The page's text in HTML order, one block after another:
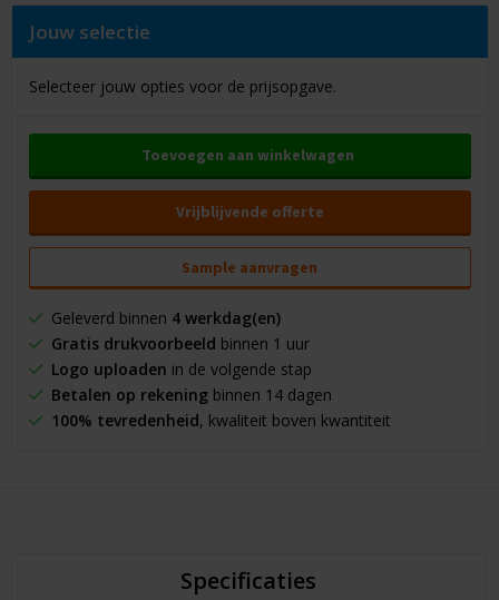
Jouw selectie
Selecteer jouw opties voor de prijsopgave.
Toevoegen aan winkelwagen
Vrijblijvende offerte
Sample aanvragen
Geleverd binnen 4 werkdag(en)
Gratis drukvoorbeeld binnen 1 uur
Logo uploaden in de volgende stap
Betalen op rekeningbinnen 14 dagen
100% tevredenheid, kwaliteit boven kwantiteit
Specificaties